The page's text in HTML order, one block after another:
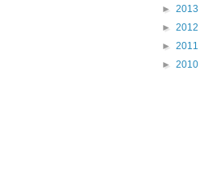
► 2013
► 2012
► 2011
► 2010